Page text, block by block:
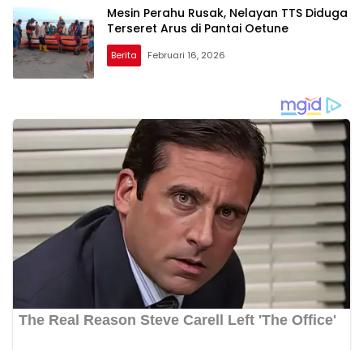
Mesin Perahu Rusak, Nelayan TTS Diduga
Terseret Arus di Pantai Oetune
Berita Februari 16, 2026